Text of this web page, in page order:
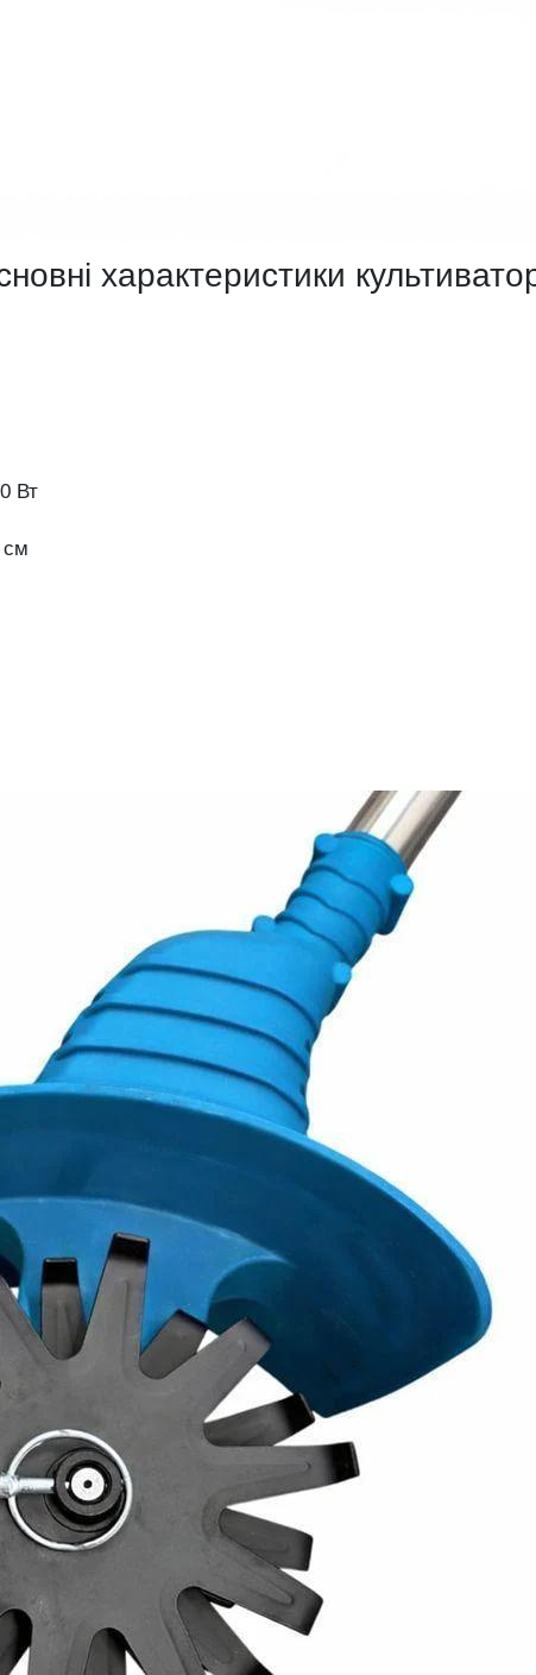
характеристики
Вт
см